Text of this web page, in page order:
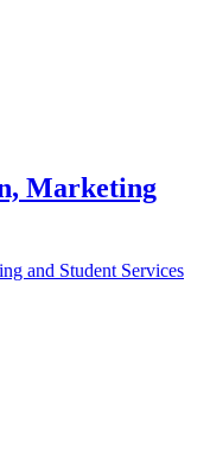
Marketing
and Student Services